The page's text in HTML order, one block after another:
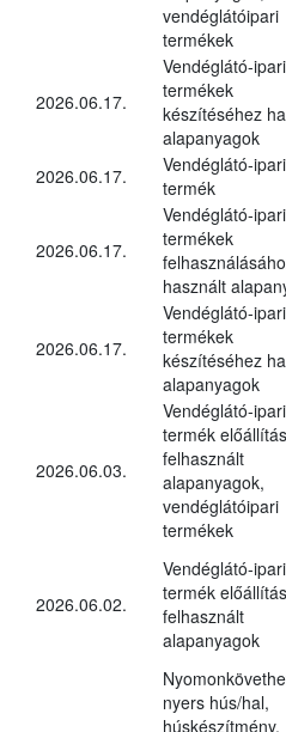
vendéglátóipari
termékek
2026.06.17.
Vendéglátó-ipari
termékek
készítéséhez
alapanyagok
2026.06.17.
Vendéglátó-ipari
termék
2026.06.17.
Vendéglátó-ipari
termékek
használt
2026.06.17.
Vendéglátó-ipari
termékek
készítéséhez
alapanyagok
2026.06.03.
Vendéglátó-ipari
termék
felhasznált
alapanyagok,
vendéglátóipari
termékek
2026.06.02.
Vendéglátó-ipari
termék
felhasznált
alapanyagok
nyers hús/hal,
húskészítmény,